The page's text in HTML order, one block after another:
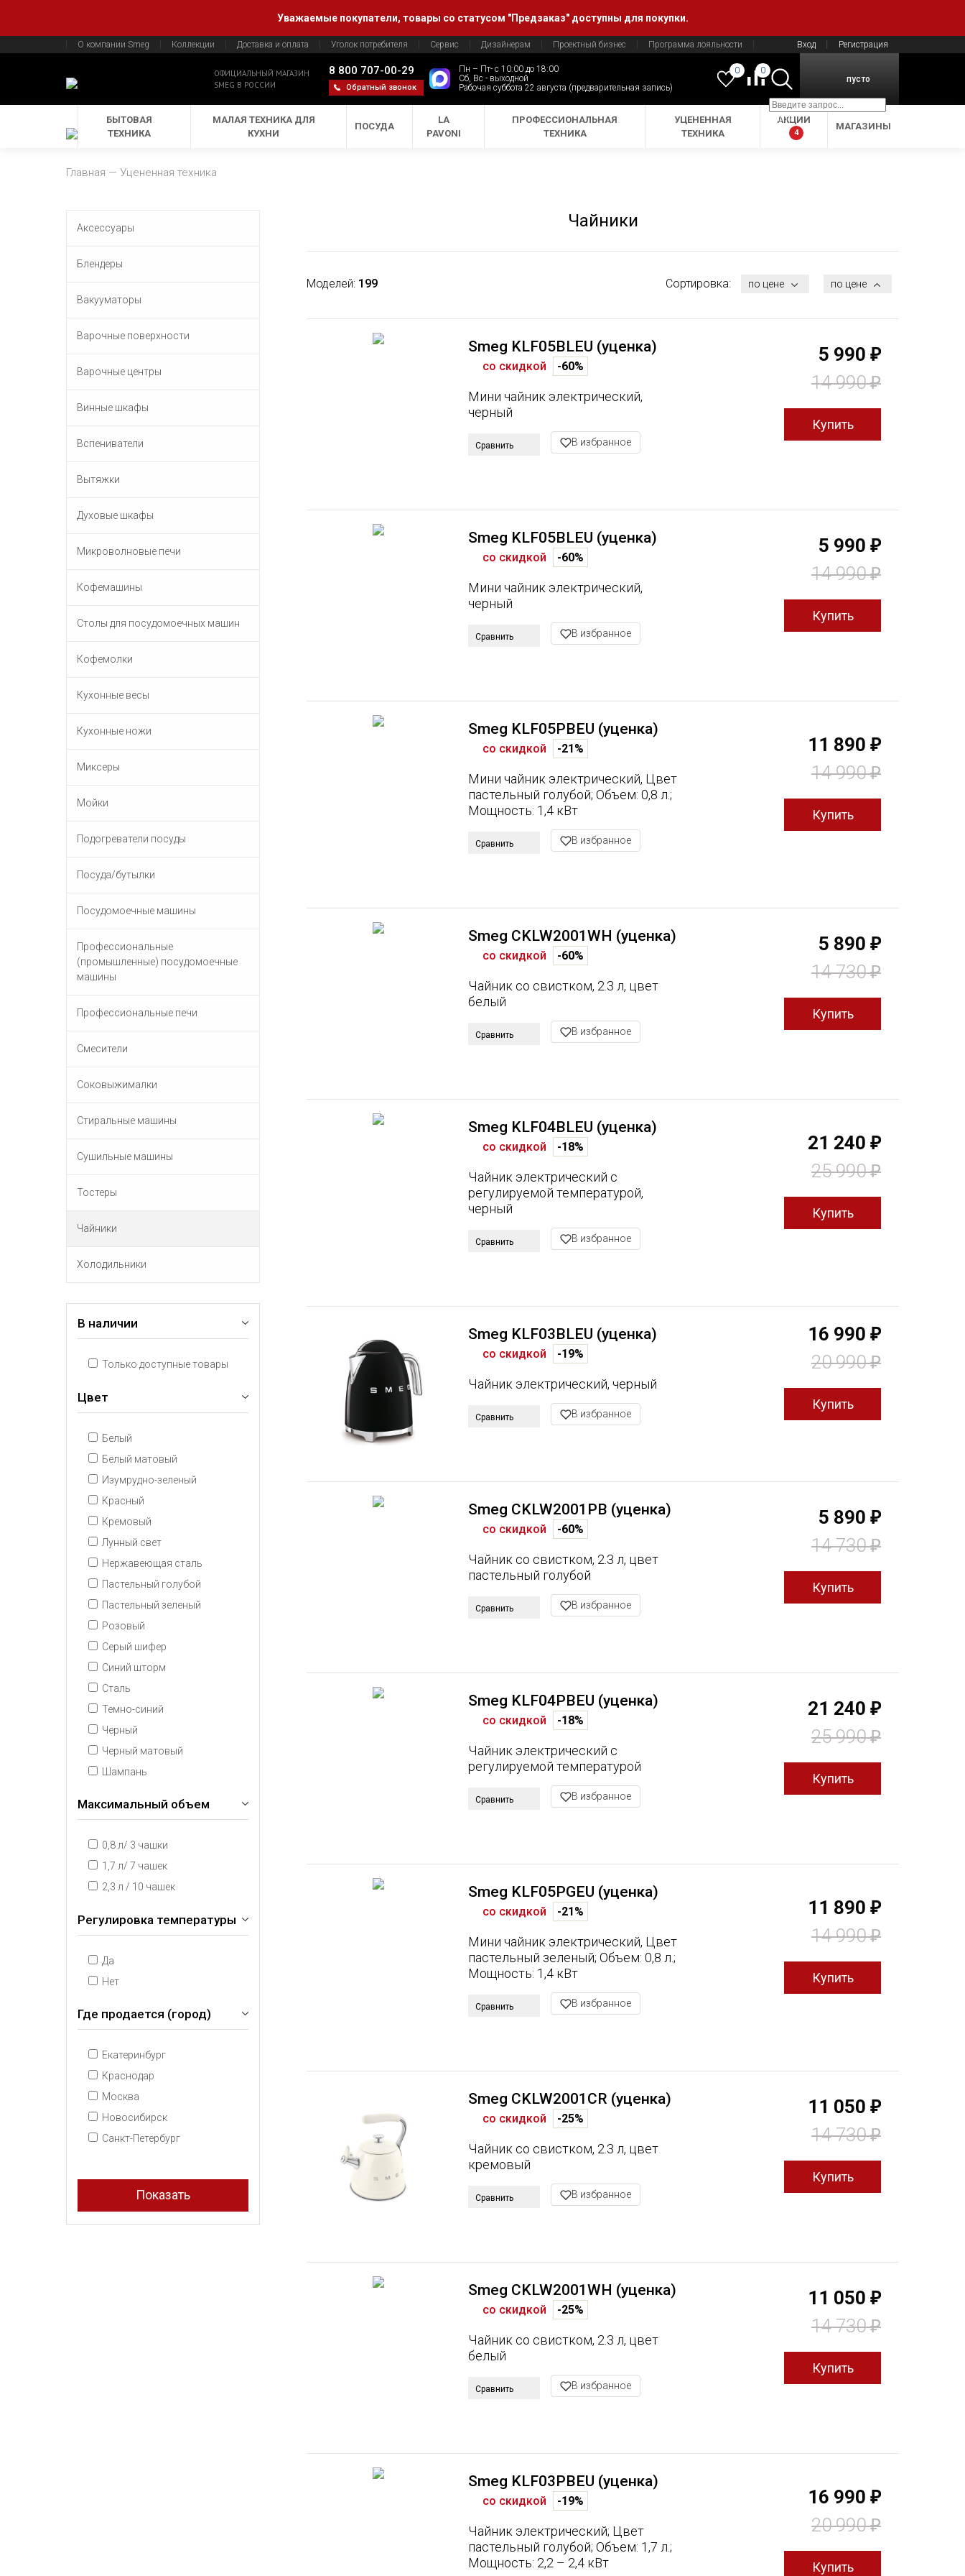
Уважаемые покупатели, товары со статусом "Предзаказ" доступны для покупки.
Вход Регистрация
О компании Smeg Коллекции Доставка и оплата Уголок потребителя Сервис Дизайнерам Проектный бизнес Программа лояльности
ОФИЦИАЛЬНЫЙ МАГАЗИН
SMEG В РОССИИ
8 800 707-00-29
Обратный звонок
Пн – Пт- с 10:00 до 18:00
Сб, Вс - выходной
Рабочая суббота 22 августа (предварительная запись)
0 0
Найти
пусто
БЫТОВАЯ
ТЕХНИКА
МАЛАЯ ТЕХНИКА ДЛЯ
КУХНИ
ПОСУДА
LA
PAVONI
ПРОФЕССИОНАЛЬНАЯ
ТЕХНИКА
УЦЕНЕННАЯ
ТЕХНИКА
АКЦИИ
4
МАГАЗИНЫ
Главная Уцененная техника
Аксессуары
Блендеры
Вакууматоры
Варочные поверхности
Варочные центры
Винные шкафы
Вспениватели
Вытяжки
Духовые шкафы
Микроволновые печи
Кофемашины
Столы для посудомоечных машин
Кофемолки
Кухонные весы
Кухонные ножи
Миксеры
Мойки
Подогреватели посуды
Посуда/бутылки
Посудомоечные машины
Профессиональные
(промышленные) посудомоечные
машины
Профессиональные печи
Смесители
Соковыжималки
Стиральные машины
Сушильные машины
Тостеры
Чайники
Холодильники
В наличии
Только доступные товары
Цвет
Белый
Белый матовый
Изумрудно-зеленый
Красный
Кремовый
Лунный свет
Нержавеющая сталь
Пастельный голубой
Пастельный зеленый
Розовый
Серый шифер
Синий шторм
Сталь
Темно-синий
Черный
Черный матовый
Шампань
Максимальный объем
0,8 л/ 3 чашки
1,7 л/ 7 чашек
2,3 л / 10 чашек
Регулировка температуры
Да
Нет
Где продается (город)
Екатеринбург
Краснодар
Москва
Новосибирск
Санкт-Петербург
Чайники
Моделей: 199 Сортировка: по цене по цене
Smeg KLF05BLEU (уценка)
со скидкой -60%
Мини чайник электрический,
черный
Сравнить В избранное
5 990 ₽
14 990₽
Smeg KLF05BLEU (уценка)
со скидкой -60%
Мини чайник электрический,
черный
Сравнить В избранное
5 990 ₽
14 990₽
Smeg KLF05PBEU (уценка)
со скидкой -21%
Мини чайник электрический, Цвет
пастельный голубой; Объем: 0,8 л.;
Мощность: 1,4 кВт
Сравнить В избранное
11 890 ₽
14 990₽
Smeg CKLW2001WH (уценка)
со скидкой -60%
Чайник со свистком, 2.3 л, цвет
белый
Сравнить В избранное
5 890 ₽
14 730₽
Smeg KLF04BLEU (уценка)
со скидкой -18%
Чайник электрический с
регулируемой температурой,
черный
Сравнить В избранное
21 240 ₽
25 990₽
Smeg KLF03BLEU (уценка)
со скидкой -19%
Чайник электрический, черный
Сравнить В избранное
16 990 ₽
20 990₽
Smeg CKLW2001PB (уценка)
со скидкой -60%
Чайник со свистком, 2.3 л, цвет
пастельный голубой
Сравнить В избранное
5 890 ₽
14 730₽
Smeg KLF04PBEU (уценка)
со скидкой -18%
Чайник электрический с
регулируемой температурой
Сравнить В избранное
21 240 ₽
25 990₽
Smeg KLF05PGEU (уценка)
со скидкой -21%
Мини чайник электрический, Цвет
пастельный зеленый; Объем: 0,8 л.;
Мощность: 1,4 кВт
Сравнить В избранное
11 890 ₽
14 990₽
Smeg CKLW2001CR (уценка)
со скидкой -25%
Чайник со свистком, 2.3 л, цвет
кремовый
Сравнить В избранное
11 050 ₽
14 730₽
Smeg CKLW2001WH (уценка)
со скидкой -25%
Чайник со свистком, 2.3 л, цвет
белый
Сравнить В избранное
11 050 ₽
14 730₽
Smeg KLF03PBEU (уценка)
со скидкой -19%
Чайник электрический; Цвет
пастельный голубой; Объем: 1,7 л.;
Мощность: 2,2 – 2,4 кВт
16 990 ₽
20 990₽